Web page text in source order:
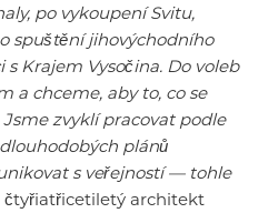
po vykoupení Svitu,
spuštění jihovýchodního
Krajem Vysočina. Do voleb
a chceme, aby to, co se
Jsme zvyklí pracovat podle
plánů
s veřejností — tohle
čtyřiatřicetiletý architekt